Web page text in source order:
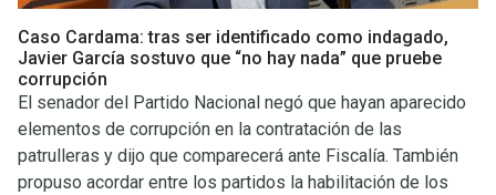
Caso Cardama: tras ser identificado como indagado,
Javier García sostuvo que “no hay nada” que pruebe
corrupción
El senador del Partido Nacional negó que hayan aparecido
elementos de corrupción en la contratación de las
patrulleras y dijo que comparecerá ante Fiscalía. También
propuso acordar entre los partidos la habilitación de los